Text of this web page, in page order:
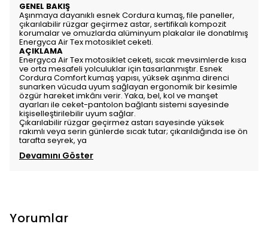
GENEL BAKIŞ
Aşınmaya dayanıklı esnek Cordura kumaş, file paneller,
çıkarılabilir rüzgar geçirmez astar, sertifikalı kompozit
korumalar ve omuzlarda alüminyum plakalar ile donatılmış
Energyca Air Tex motosiklet ceketi.
AÇIKLAMA
Energyca Air Tex motosiklet ceketi, sıcak mevsimlerde kısa
ve orta mesafeli yolculuklar için tasarlanmıştır. Esnek
Cordura Comfort kumaş yapısı, yüksek aşınma direnci
sunarken vücuda uyum sağlayan ergonomik bir kesimle
özgür hareket imkânı verir. Yaka, bel, kol ve manşet
ayarları ile ceket-pantolon bağlantı sistemi sayesinde
kişiselleştirilebilir uyum sağlar.
Çıkarılabilir rüzgar geçirmez astarı sayesinde yüksek
rakımlı veya serin günlerde sıcak tutar; çıkarıldığında ise ön
tarafta seyrek, ya
Devamını Göster
Yorumlar